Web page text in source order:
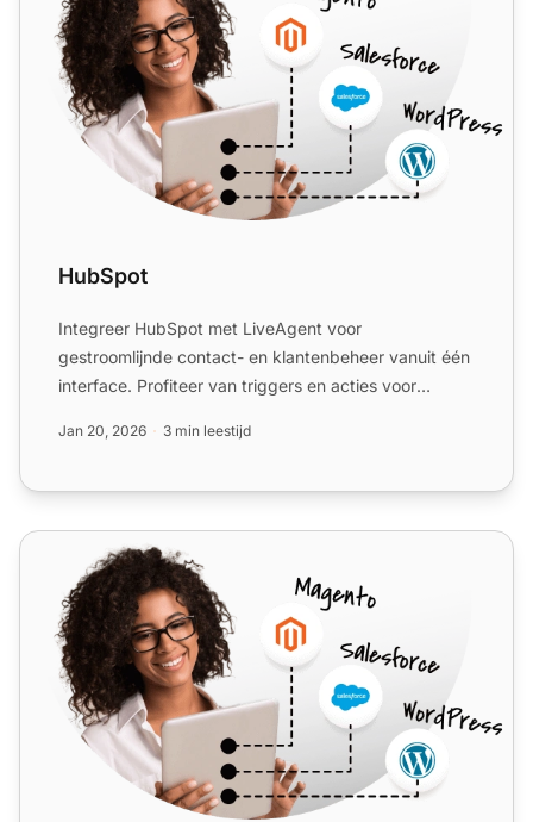
HubSpot
Integreer HubSpot met LiveAgent voor
gestroomlijnde contact- en klantenbeheer vanuit één
interface. Profiteer van triggers en acties voor
Jan 20, 2026 3 min leestijd
Agile CRM